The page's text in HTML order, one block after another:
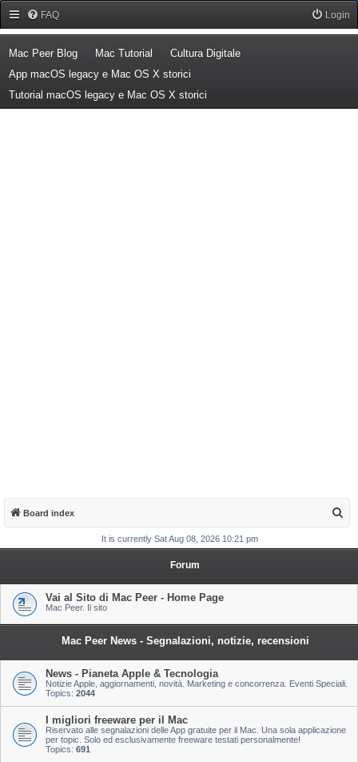
FAQ Login
Mac Peer Blog(Opens a new tab)
Mac Tutorial (Opens a new tab)
Cultura Digitale(Opens a new tab)
App macOS legacy e Mac OS X storici
Tutorial macOS legacy e Mac OS X storici
Board index
a
It is currently Sat Aug 08, 2026 10:21 pm
Forum
Vai al Sito di Mac Peer - Home Page
Mac Peer. Il sito
Mac Peer News - Segnalazioni, notizie, recensioni
News - Pianeta Apple & Tecnologia
Notizie Apple, aggiornamenti, novità. Marketing e concorrenza. Eventi Speciali.
Topics: 2044
I migliori freeware per il Mac
Riservato alle segnalazioni delle App gratuite per il Mac. Una sola applicazione
per topic. Solo ed esclusivamente freeware testati personalmente!
Topics: 691